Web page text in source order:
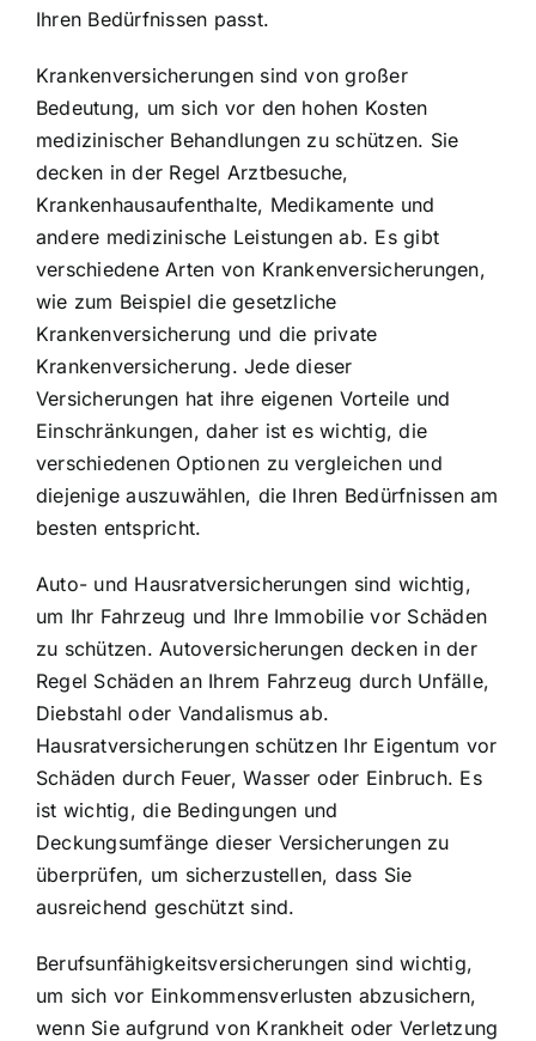
Ihren Bedürfnissen passt.
Krankenversicherungen sind von großer
Bedeutung, um sich vor den hohen Kosten
medizinischer Behandlungen zu schützen. Sie
decken in der Regel Arztbesuche,
Krankenhausaufenthalte, Medikamente und
andere medizinische Leistungen ab. Es gibt
verschiedene Arten von Krankenversicherungen,
wie zum Beispiel die gesetzliche
Krankenversicherung und die private
Krankenversicherung. Jede dieser
Versicherungen hat ihre eigenen Vorteile und
Einschränkungen, daher ist es wichtig, die
verschiedenen Optionen zu vergleichen und
diejenige auszuwählen, die Ihren Bedürfnissen am
besten entspricht.
Auto- und Hausratversicherungen sind wichtig,
um Ihr Fahrzeug und Ihre Immobilie vor Schäden
zu schützen. Autoversicherungen decken in der
Regel Schäden an Ihrem Fahrzeug durch Unfälle,
Diebstahl oder Vandalismus ab.
Hausratversicherungen schützen Ihr Eigentum vor
Schäden durch Feuer, Wasser oder Einbruch. Es
ist wichtig, die Bedingungen und
Deckungsumfänge dieser Versicherungen zu
überprüfen, um sicherzustellen, dass Sie
ausreichend geschützt sind.
Berufsunfähigkeitsversicherungen sind wichtig,
um sich vor Einkommensverlusten abzusichern,
wenn Sie aufgrund von Krankheit oder Verletzung